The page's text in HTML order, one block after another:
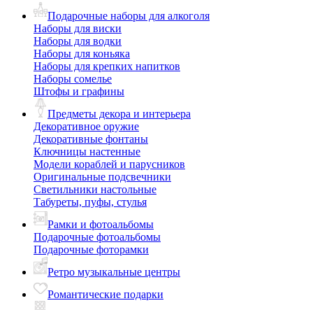
Подарочные наборы для алкоголя
Наборы для виски
Наборы для водки
Наборы для коньяка
Наборы для крепких напитков
Наборы сомелье
Штофы и графины
Предметы декора и интерьера
Декоративное оружие
Декоративные фонтаны
Ключницы настенные
Модели кораблей и парусников
Оригинальные подсвечники
Светильники настольные
Табуреты, пуфы, стулья
Рамки и фотоальбомы
Подарочные фотоальбомы
Подарочные фоторамки
Ретро музыкальные центры
Романтические подарки